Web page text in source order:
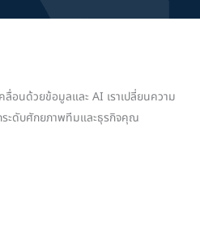
อนด้วยข้อมูลและ AI เราเปลี่ยนความ
ระดับศักยภาพทีมและธุรกิจคุณ